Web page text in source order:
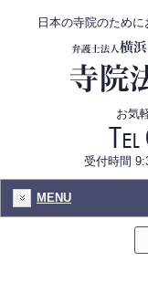
日本の寺院のため
お気
受付時間
MENU